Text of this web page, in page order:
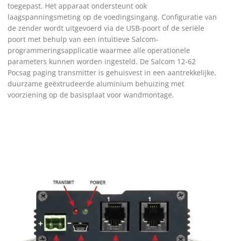
toegepast. Het apparaat ondersteunt ook
laagspanningsmeting op de voedingsingang. Configuratie van
de zender wordt uitgevoerd via de USB-poort of de seriële
poort met behulp van een intuïtieve Salcom-
programmeringsapplicatie waarmee alle operationele
parameters kunnen worden ingesteld. De Salcom 12-62
Pocsag paging transmitter is gehuisvest in een aantrekkelijke,
duurzame geëxtrudeerde aluminium behuizing met
voorziening op de basisplaat voor wandmontage.